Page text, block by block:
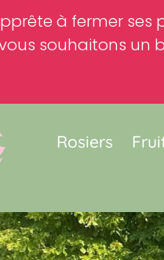
à fermer
souhaitons un
Rosiers